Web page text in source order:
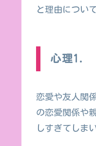
と理由につい
心理1.
恋愛や友人関
の恋愛関係や
しすぎてしま